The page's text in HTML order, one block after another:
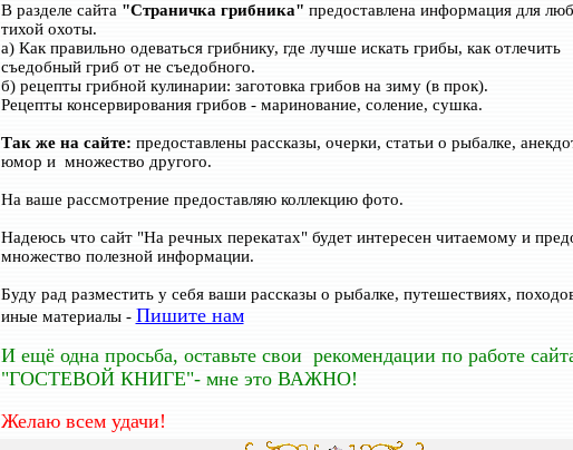
В разделе сайта "Страничка грибника" предоставлена информация для
тихой охоты.
а) Как правильно одеваться грибнику, где лучше искать грибы, как отлечить
съедобный гриб от не съедобного.
б) рецепты грибной кулинарии: заготовка грибов на зиму (в прок).
Рецепты консервирования грибов - маринование, соление, сушка.
Так же на сайте: предоставлены рассказы, очерки, статьи о рыбалке,
юмор и множество другого.
На ваше рассмотрение предоставляю коллекцию фото.
Надеюсь что сайт "На речных перекатах" будет интересен читаемому и
множество полезной информации.
Буду рад разместить у себя ваши рассказы о рыбалке, путешествиях,
иные материалы - Пишите нам
И ещё одна просьба, оставьте свои рекомендации по работе
"ГОСТЕВОЙ КНИГЕ"- мне это ВАЖНО!
Желаю всем удачи!